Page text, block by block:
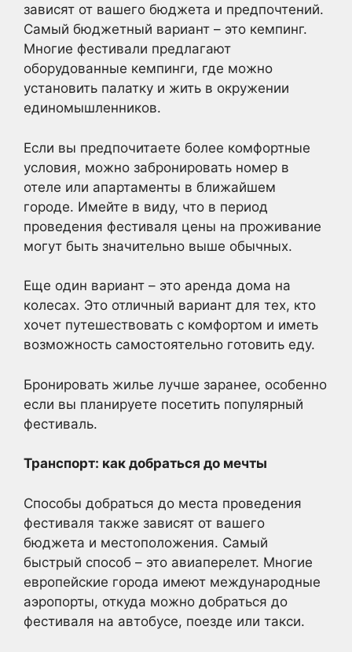
зависят от вашего бюджета и предпочтений.
Самый бюджетный вариант – это кемпинг.
Многие фестивали предлагают
оборудованные кемпинги, где можно
установить палатку и жить в окружении
единомышленников.
Если вы предпочитаете более комфортные
условия, можно забронировать номер в
отеле или апартаменты в ближайшем
городе. Имейте в виду, что в период
проведения фестиваля цены на проживание
могут быть значительно выше обычных.
Еще один вариант – это аренда дома на
колесах. Это отличный вариант для тех, кто
хочет путешествовать с комфортом и иметь
возможность самостоятельно готовить еду.
Бронировать жилье лучше заранее, особенно
если вы планируете посетить популярный
фестиваль.
Транспорт: как добраться до мечты
Способы добраться до места проведения
фестиваля также зависят от вашего
бюджета и местоположения. Самый
быстрый способ – это авиаперелет. Многие
европейские города имеют международные
аэропорты, откуда можно добраться до
фестиваля на автобусе, поезде или такси.